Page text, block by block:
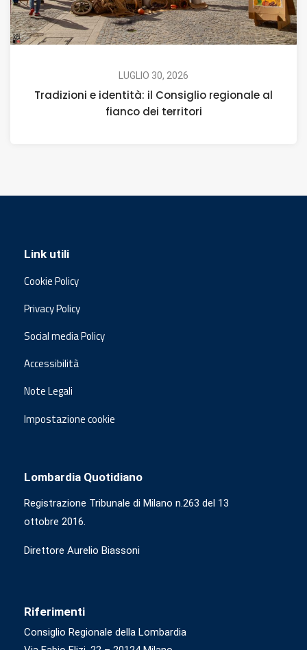
LUGLIO 30, 2026
Tradizioni e identità: il Consiglio regionale al
fianco dei territori
Link utili
Cookie Policy
Privacy Policy
Social media Policy
Accessibilità
Note Legali
Impostazione cookie
Lombardia Quotidiano
Registrazione Tribunale di Milano n.263 del 13
ottobre 2016.
Direttore Aurelio Biassoni
Riferimenti
Consiglio Regionale della Lombardia